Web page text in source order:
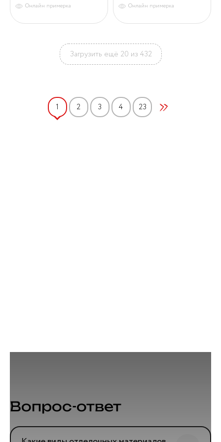
Онлайн примерка Онлайн примерка
Загрузить ещё 20 из 432
1 2 3 4 23
Вопрос-ответ